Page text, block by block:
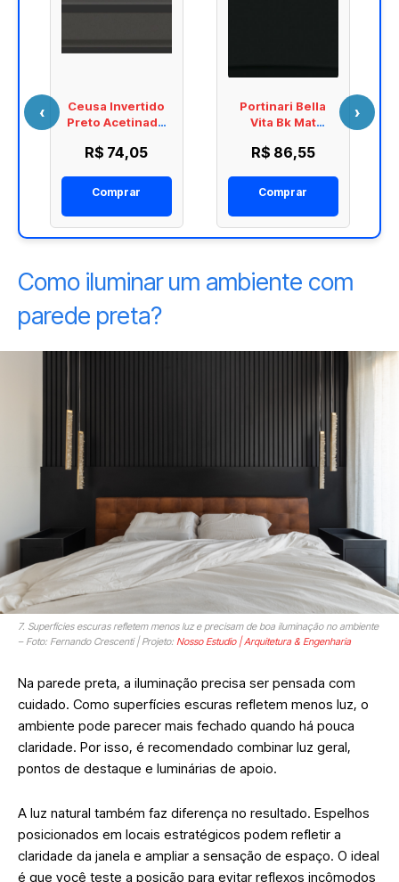
Ceusa Invertido
Preto Acetinado
70X240
R$ 74,05
Comprar
Portinari Bella
Vita Bk Mat
6059350A
R$ 86,55
Comprar
‹ ›
Como iluminar um ambiente com
parede preta?
7. Superfícies escuras refletem menos luz e precisam de boa iluminação no ambiente
– Foto: Fernando Crescenti | Projeto: Nosso Estudio | Arquitetura & Engenharia
Na parede preta, a iluminação precisa ser pensada com
cuidado. Como superfícies escuras refletem menos luz, o
ambiente pode parecer mais fechado quando há pouca
claridade. Por isso, é recomendado combinar luz geral,
pontos de destaque e luminárias de apoio.
A luz natural também faz diferença no resultado. Espelhos
posicionados em locais estratégicos podem refletir a
claridade da janela e ampliar a sensação de espaço. O ideal
é que você teste a posição para evitar reflexos incômodos